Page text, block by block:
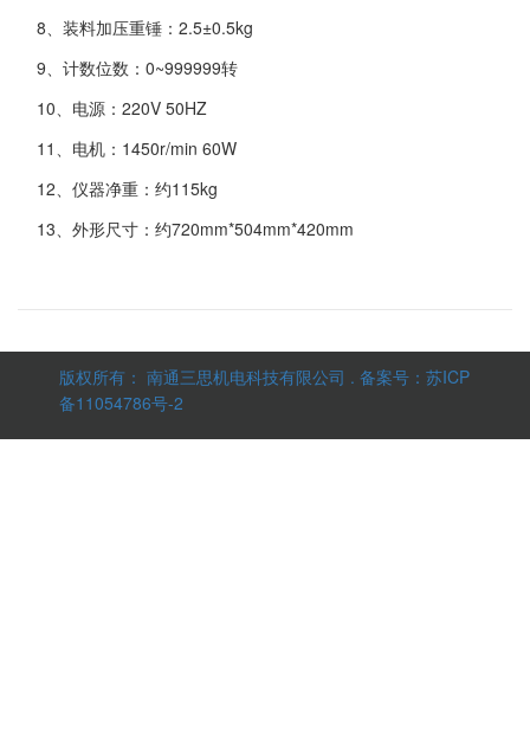
8、装料加压重锤：2.5±0.5kg
9、计数位数：0~999999转
10、电源：220V 50HZ
11、电机：1450r/min 60W
12、仪器净重：约115kg
13、外形尺寸：约720mm*504mm*420mm
版权所有： 南通三思机电科技有限公司 . 备案号： 苏ICP
备11054786号-2